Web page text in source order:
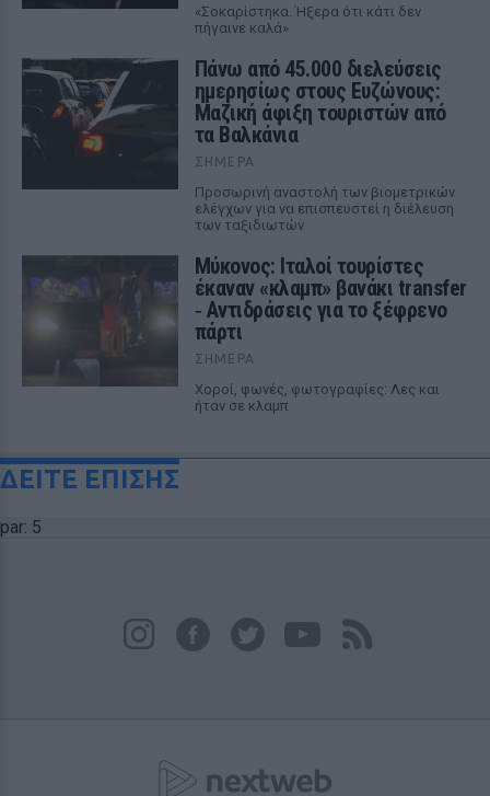
«Σοκαρίστηκα. Ήξερα ότι κάτι δεν
πήγαινε καλά»
Πάνω από 45.000 διελεύσεις
ημερησίως στους Ευζώνους:
Μαζική άφιξη τουριστών από
τα Βαλκάνια
ΣΉΜΕΡΑ
Προσωρινή αναστολή των βιομετρικών
ελέγχων για να επισπευστεί η διέλευση
των ταξιδιωτών
Μύκονος: Ιταλοί τουρίστες
έκαναν «κλαμπ» βανάκι transfer
‑ Αντιδράσεις για το ξέφρενο
πάρτι
ΣΉΜΕΡΑ
Χοροί, φωνές, φωτογραφίες: Λες και
ήταν σε κλαμπ
ΔΕΙΤΕ ΕΠΙΣΗΣ
par: 5